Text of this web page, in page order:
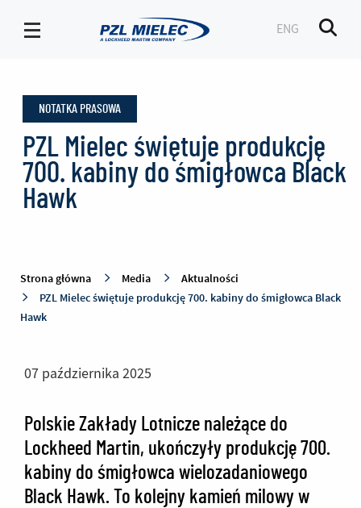
PZL
Mielec
ENG
NOTATKA PRASOWA
PZL Mielec świętuje produkcję
700. kabiny do śmigłowca Black
Hawk
Strona główna Media
Aktualności
PZL Mielec świętuje produkcję 700. kabiny do śmigłowca Black
Hawk
07 października 2025
Polskie Zakłady Lotnicze należące do
Lockheed Martin, ukończyły produkcję 700.
kabiny do śmigłowca wielozadaniowego
Black Hawk. To kolejny kamień milowy w